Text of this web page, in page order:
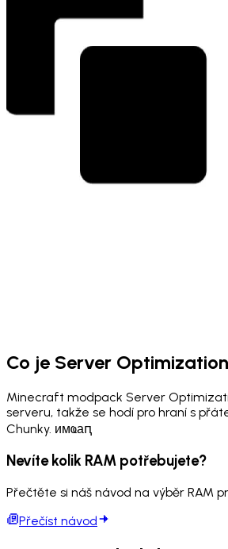
Co je Server
Minecraft modpack Server
serveru, takže se hodí pro hraní s
Chunky. имҩаԥ
Nevíte kolik RAM potřebujete?
Přečtěte si náš návod na výběr RAM
Přečíst návod